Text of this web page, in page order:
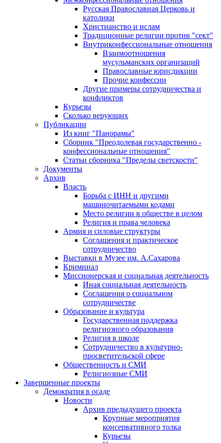
Русская Православная Церковь и
католики
Христианство и ислам
Традиционные религии против "сект"
Внутриконфессиональные отношения
Взаимоотношения
мусульманских организаций
Православные юрисдикции
Прочие конфессии
Другие примеры сотрудничества и
конфликтов
Курьезы
Сколько верующих
Публикации
Из книг "Панорамы"
Сборник "Преодолевая государственно -
конфессиональные отношения"
Статьи сборника "Пределы светскости"
Документы
Архив
Власть
Борьба с ИНН и другими
машиночитаемыми кодами
Место религии в обществе в целом
Религия и права человека
Армия и силовые структуры
Соглашения и практическое
сотрудничество
Выставки в Музее им. А.Сахарова
Криминал
Миссионерская и социальная деятельность
Иная социальная деятельность
Соглашения о социальном
сотрудничестве
Образование и культура
Государственная поддержка
религиозного образования
Религия в школе
Сотрудничество в культурно-
просветительской сфере
Общественность и СМИ
Религиозные СМИ
Завершенные проекты
Демократия в осаде
Новости
Архив предыдущего проекта
Крупные мероприятия
консервативного толка
Курьезы